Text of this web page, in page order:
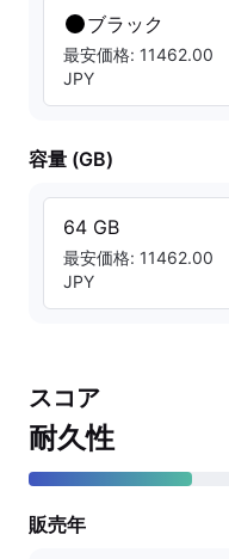
ブラック
最安価格: 11462.00
JPY
容量 (GB)
64 GB
最安価格: 11462.00
JPY
スコア
耐久性
販売年